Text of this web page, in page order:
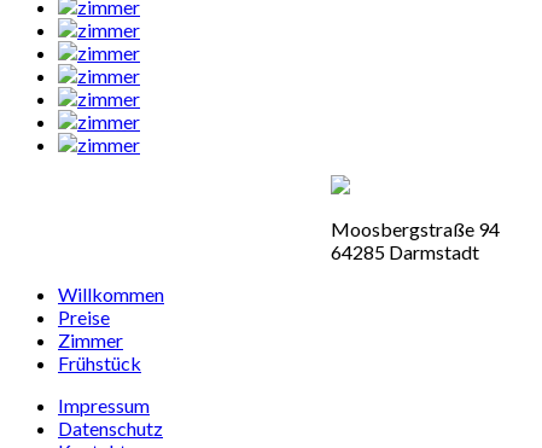
Moosbergstraße 94
64285 Darmstadt
Willkommen
Preise
Zimmer
Frühstück
Impressum
Datenschutz